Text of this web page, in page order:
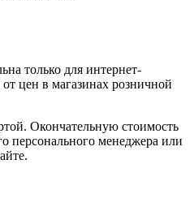
только для интернет-
цен в магазинах розничной
Окончательную стоимость
персонального менеджера или